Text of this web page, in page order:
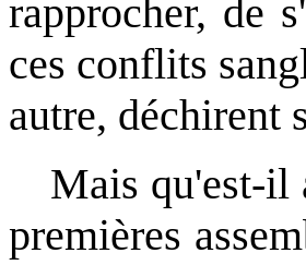
rapprocher, de
ces conflits
autre, déchirent
Mais qu'est-il
premières